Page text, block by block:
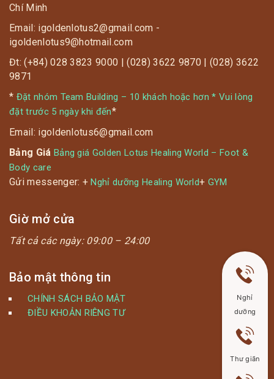
Chí Minh
Email: igoldenlotus2@gmail.com -
igoldenlotus9@hotmail.com
Đt: (+84) 028 3823 9000 | (028) 3622 9870 | (028) 3622
9871
* Đặt nhóm Team Building – 10 khách hoặc hơn * Vui lòng
đặt trước 5 ngày khi đến*
Email: igoldenlotus6@gmail.com
Bảng Giá Bảng giá Golden Lotus Healing World – Foot &
Body care
Gửi messenger: +Nghỉ dưỡng Healing World+ GYM
Giờ mở cửa
Tất cả các ngày: 09:00 – 24:00
Bảo mật thông tin
CHÍNH SÁCH BẢO MẬT
ĐIỀU KHOẢN RIÊNG TƯ
Nghỉ
dưỡng
Thư giãn